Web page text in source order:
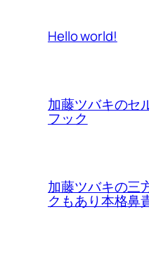
Hello world!
加藤ツバキのセ
フック
加藤ツバキの三
クもあり本格鼻